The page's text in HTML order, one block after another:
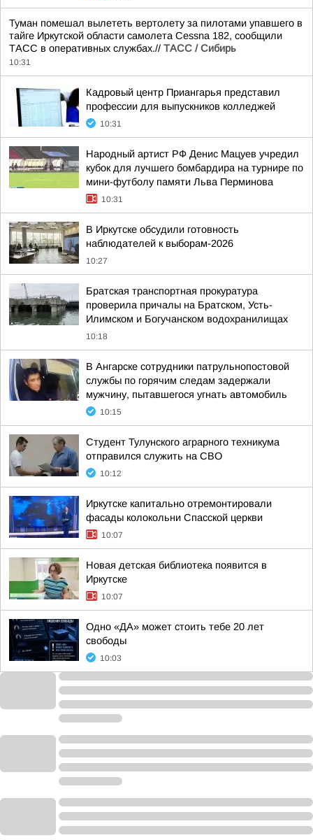
Туман помешал вылететь вертолету за пилотами упавшего в
тайге Иркутской области самолета Cessna 182, сообщили
ТАСС в оперативных службах.// ТАСС / Сибирь
10:31
Кадровый центр Приангарья представил
профессии для выпускников колледжей
10:31
Народный артист РФ Денис Мацуев учредил
кубок для лучшего бомбардира на турнире по
мини-футболу памяти Льва Перминова
10:31
В Иркутске обсудили готовность
наблюдателей к выборам-2026
10:27
Братская транспортная прокуратура
проверила причалы на Братском, Усть-
Илимском и Богучанском водохранилищах
10:18
В Ангарске сотрудники патрульнопостовой
службы по горячим следам задержали
мужчину, пытавшегося угнать автомобиль
10:15
Студент Тулунского аграрного техникума
отправился служить на СВО
10:12
Иркутске капитально отремонтировали
фасады колокольни Спасской церкви
10:07
Новая детская библиотека появится в
Иркутске
10:07
Одно «ДА» может стоить тебе 20 лет
свободы
10:03